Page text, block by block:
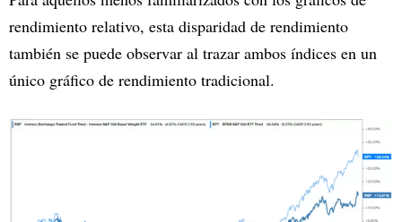
rendimiento relativo, esta disparidad de rendimiento
también se puede observar al trazar ambos índices en un
único gráfico de rendimiento tradicional.